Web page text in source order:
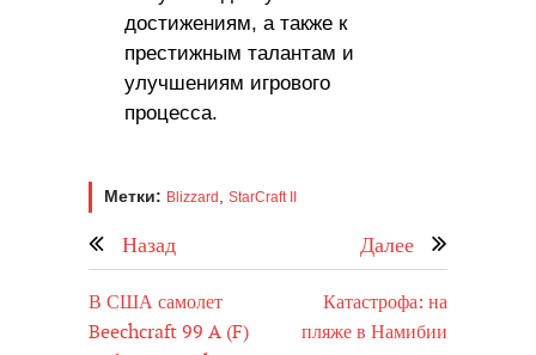
достижениям, а также к
престижным талантам и
улучшениям игрового
процесса.
Метки: Blizzard StarCraft II
Назад Далее
В США самолет
Beechcraft 99 A (F)
Катастрофа: на
пляже в Намибии